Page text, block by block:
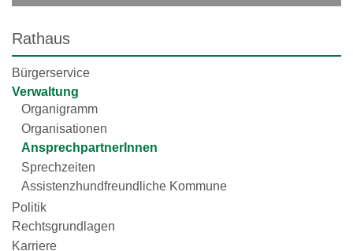
Rathaus
Bürgerservice
Verwaltung
Organigramm
Organisationen
AnsprechpartnerInnen
Sprechzeiten
Assistenzhundfreundliche Kommune
Politik
Rechtsgrundlagen
Karriere